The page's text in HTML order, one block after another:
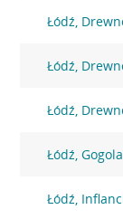
Łódź,
Łódź,
Łódź,
Łódź,
Łódź,